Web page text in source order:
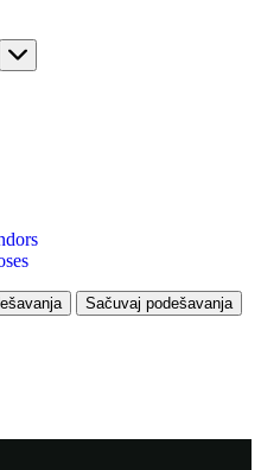
Sačuvaj podešavanja